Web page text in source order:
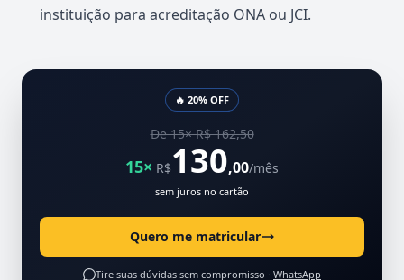
instituição para acreditação ONA ou JCI.
🔥 20% OFF
De 15× R$ 162,50
15× R$130,00/mês
sem juros no cartão
Quero me matricular
Tire suas dúvidas sem compromisso · WhatsApp